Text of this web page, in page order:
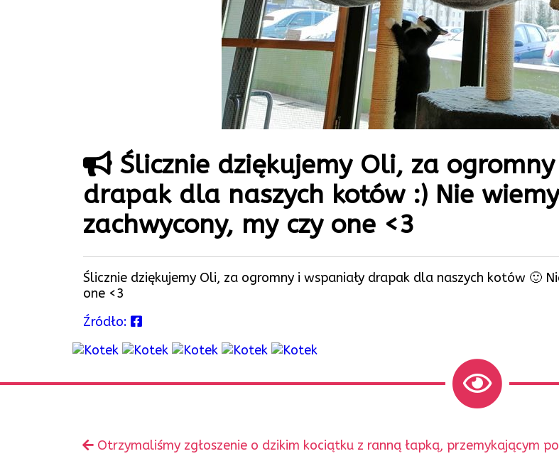
Ślicznie dziękujemy Oli, za
drapak dla naszych kotów :) Nie
zachwycony, my czy one <3
Ślicznie dziękujemy Oli, za ogromny i wspaniały drapak dla naszych kotów 🙂
one <3
Źródło:
Zobacz
Poprzedni
Otrzymaliśmy zgłoszenie o dzikim kociątku z ranną łapką, przemykającym